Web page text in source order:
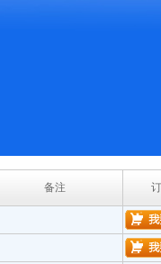
备注